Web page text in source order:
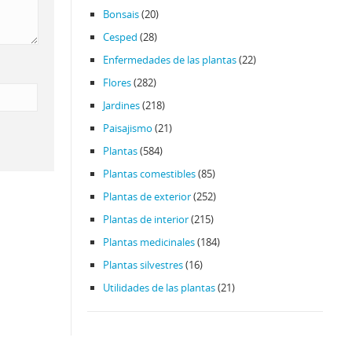
Bonsais(20)
Cesped (28)
Enfermedades de las plantas(22)
Flores(282)
Jardines(218)
Paisajismo (21)
Plantas(584)
Plantas comestibles(85)
Plantas de exterior(252)
Plantas de interior(215)
Plantas medicinales(184)
Plantas silvestres(16)
Utilidades de las plantas(21)